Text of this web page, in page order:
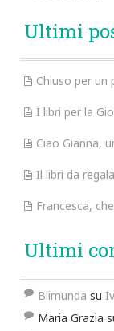
Ultimi
Chiuso per un
I libri per la
Ciao Gianna,
Il libri da
Francesca,
Ultimi
Blimunda su
Maria Grazia